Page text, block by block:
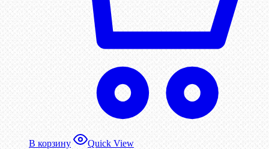
В корзину Quick View